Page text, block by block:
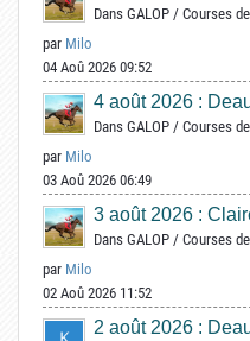
Dans GALOP / Courses
par Milo
04 Aoû 2026 09:52
4 août 2026 :
Dans GALOP / Courses
par Milo
03 Aoû 2026 06:49
3 août 2026 :
Dans GALOP / Courses
par Milo
02 Aoû 2026 11:52
2 août 2026 :